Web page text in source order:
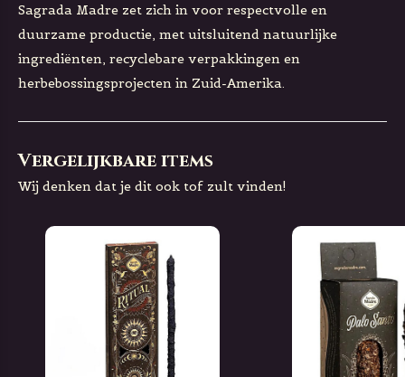
Sagrada Madre zet zich in voor respectvolle en
duurzame productie, met uitsluitend natuurlijke
ingrediënten, recyclebare verpakkingen en
herbebossingsprojecten in Zuid-Amerika.
Vergelijkbare items
Wij denken dat je dit ook tof zult vinden!